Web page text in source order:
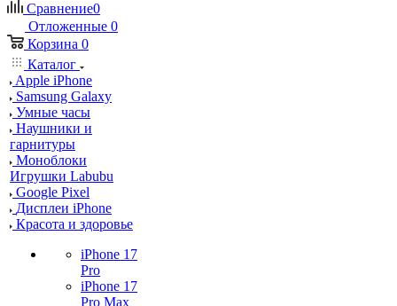
Сравнение0
Отложенные 0
Корзина 0
Каталог
Apple iPhone
Samsung Galaxy
Умные часы
Наушники и
гарнитуры
Моноблоки
Игрушки Labubu
Google Pixel
Дисплеи iPhone
Красота и здоровье
iPhone 17
Pro
iPhone 17
Pro Max